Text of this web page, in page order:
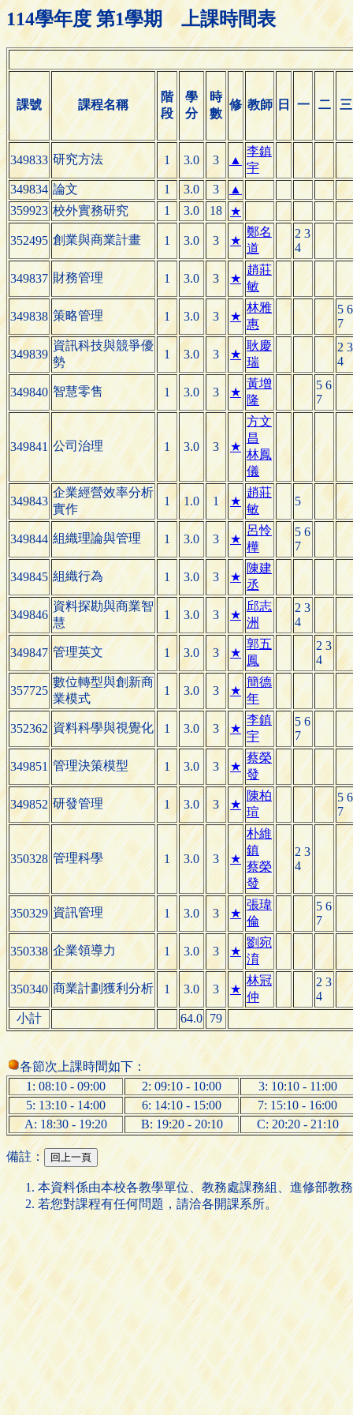
114學年度 第1學期 上課時間表
課號 課程名稱
階
段
學
分
時
數
修 教師 日 一 二 三
349833 研究方法 1 3.0 3 ▲
李鎮
宇
349834 論文 1 3.0 3
▲
359923 校外實務研究 1 3.0 18 ★
352495 創業與商業計畫 1 3.0 3 ★
鄭名
道
2 3
4
349837 財務管理 1 3.0 3 ★
趙莊
敏
349838 策略管理 1 3.0 3 ★
林雅
惠
5 6
7
349839
資訊科技與競爭優
勢
1 3.0 3 ★
耿慶
瑞
2 3
4
349840 智慧零售 1 3.0 3 ★
黃增
隆
5 6
7
349841 公司治理 1 3.0 3 ★
方文
昌
林鳳
儀
349843
企業經營效率分析
實作
1 1.0 1 ★
趙莊
敏
5
349844 組織理論與管理 1 3.0 3 ★
呂怜
樺
5 6
7
349845 組織行為 1 3.0 3 ★
陳建
丞
349846
資料探勘與商業智
慧
1 3.0 3 ★
邱志
洲
2 3
4
349847 管理英文 1 3.0 3 ★
郭五
鳳
2 3
4
357725
數位轉型與創新商
業模式
1 3.0 3 ★
簡德
年
352362 資料科學與視覺化 1 3.0 3 ★
李鎮
宇
5 6
7
349851 管理決策模型 1 3.0 3 ★
蔡榮
發
349852 研發管理 1 3.0 3 ★
陳柏
瑄
5 6
7
350328 管理科學 1 3.0 3 ★
朴維
鎮
蔡榮
發
2 3
4
350329 資訊管理 1 3.0 3 ★
張瑋
倫
5 6
7
350338 企業領導力 1 3.0 3 ★
劉宛
淯
350340 商業計劃獲利分析 1 3.0 3 ★
林冠
仲
2 3
4
小計
64.0 79
各節次上課時間如下：
1: 08:10 - 09:00
2: 09:10 - 10:00
3: 10:10 - 11:00
5: 13:10 - 14:00
6: 14:10 - 15:00
7: 15:10 - 16:00
A: 18:30 - 19:20
B: 19:20 - 20:10 C: 20:20 - 21:10
備註：
本資料係由本校各教學單位、教務處課務組、進修部教
若您對課程有任何問題，請洽各開課系所。